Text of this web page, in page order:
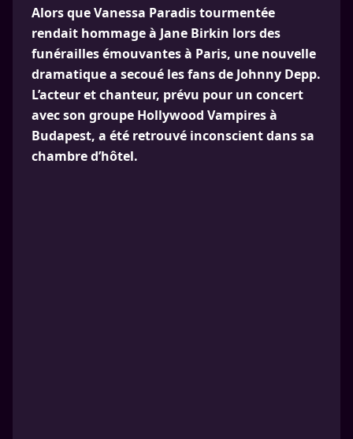
Alors que Vanessa Paradis tourmentée
rendait hommage à Jane Birkin lors des
funérailles émouvantes à Paris, une nouvelle
dramatique a secoué les fans de Johnny Depp.
L’acteur et chanteur, prévu pour un concert
avec son groupe Hollywood Vampires à
Budapest, a été retrouvé inconscient dans sa
chambre d’hôtel.